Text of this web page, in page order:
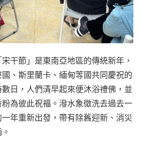
干節」是東南亞地區的傳統新年，
、斯里蘭卡、緬甸等國共同慶祝的
日，人們清早起來便沐浴禮佛，並
為彼此祝福。潑水象徵洗去過去一
年重新出發，帶有除舊迎新、消災